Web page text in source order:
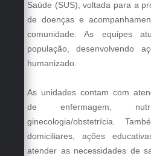
Saúde (SUS), voltada para a
de doenças e
comunidade. As equipes
população, desenvolvendo
humanizado.
As unidades contam com
de enfermagem,
ginecologia/obstetrícia.
domiciliares, ações
atender as necessidades de